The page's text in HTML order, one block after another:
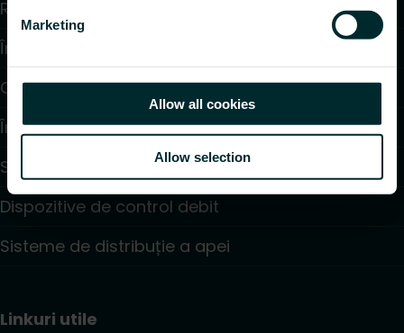
Marketing
Allow all cookies
Allow selection
Radiatoare și Portprosoape
Încălzire în pardoseală
Convectoare și Ventiloconvectoare
Încălzire Electrică
Sisteme de Reglare și Control
Dispozitive de control debit
Sisteme de distribuție a apei
Linkuri utile